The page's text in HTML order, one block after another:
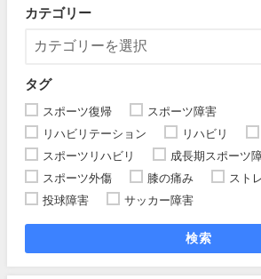
カテゴリー
タグ
スポーツ復帰
スポーツ障害
リハビリテーション
リハビリ
スポーツリハビリ
成長期スポーツ
スポーツ外傷
膝の痛み
スト
投球障害
サッカー障害
検索